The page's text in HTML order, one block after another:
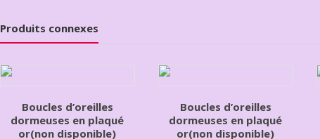
Produits connexes
Boucles d’oreilles
dormeuses en plaqué
or(non disponible)
Boucles d’oreilles
dormeuses en plaqué
or(non disponible)